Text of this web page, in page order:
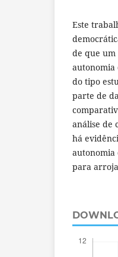
Este
de que
autonomia
do tipo
parte de
análise de
há
autonomia
para